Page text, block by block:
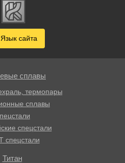
Язык сайта
сплавы
термопары
сплавы
спецстали
спецстали
Титан